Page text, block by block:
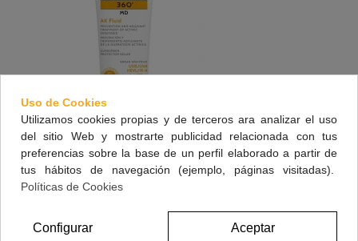
32,95 € (impuestos inc.)
Uso de Cookies
Utilizamos cookies propias y de terceros ara analizar el uso
del sitio Web y mostrarte publicidad relacionada con tus
preferencias sobre la base de un perfil elaborado a partir de
tus hábitos de navegación (ejemplo, páginas visitadas).
Políticas de Cookies
Aceptar
Configurar